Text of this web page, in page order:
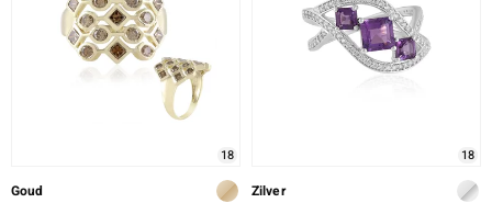
18
Goud
18
Zilver